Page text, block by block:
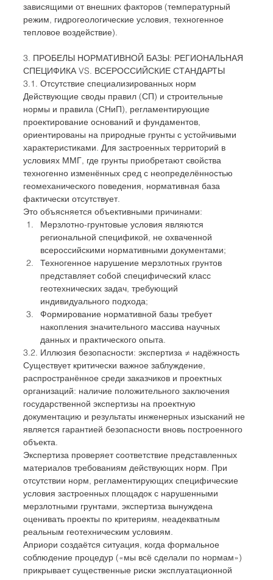
зависящими от внешних факторов (температурный
режим, гидрогеологические условия, техногенное
тепловое воздействие).
3. ПРОБЕЛЫ НОРМАТИВНОЙ БАЗЫ: РЕГИОНАЛЬНАЯ
СПЕЦИФИКА VS. ВСЕРОССИЙСКИЕ СТАНДАРТЫ
3.1. Отсутствие специализированных норм
Действующие своды правил (СП) и строительные
нормы и правила (СНиП), регламентирующие
проектирование оснований и фундаментов,
ориентированы на природные грунты с устойчивыми
характеристиками. Для застроенных территорий в
условиях ММГ, где грунты приобретают свойства
техногенно изменённых сред с неопределённостью
геомеханического поведения, нормативная база
фактически отсутствует.
Это объясняется объективными причинами:
Мерзлотно-грунтовые условия являются
региональной спецификой, не охваченной
всероссийскими нормативными документами;
Техногенное нарушение мерзлотных грунтов
представляет собой специфический класс
геотехнических задач, требующий
индивидуального подхода;
Формирование нормативной базы требует
накопления значительного массива научных
данных и практического опыта.
3.2. Иллюзия безопасности: экспертиза ≠ надёжность
Существует критически важное заблуждение,
распространённое среди заказчиков и проектных
организаций: наличие положительного заключения
государственной экспертизы на проектную
документацию и результаты инженерных изысканий не
является гарантией безопасности вновь построенного
объекта.
Экспертиза проверяет соответствие представленных
материалов требованиям действующих норм. При
отсутствии норм, регламентирующих специфические
условия застроенных площадок с нарушенными
мерзлотными грунтами, экспертиза вынуждена
оценивать проекты по критериям, неадекватным
реальным геотехническим условиям.
Априори создаётся ситуация, когда формальное
соблюдение процедур («мы всё сделали по нормам»)
прикрывает существенные риски эксплуатационной